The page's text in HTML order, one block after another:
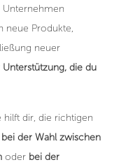
Unternehmen
neue Produkte,
neuer
die du
hilft dir, die richtigen
bei der Wahl zwischen
oder bei der